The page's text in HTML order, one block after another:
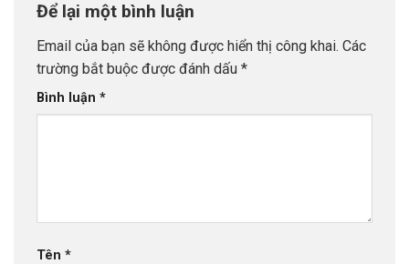
Để lại một bình luận
Email của bạn sẽ không được hiển thị công khai. Các
trường bắt buộc được đánh dấu *
Bình luận *
Tên *